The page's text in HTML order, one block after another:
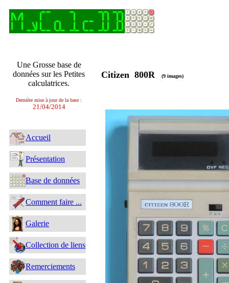
Une Grosse base de
données sur les Petites
calculatrices.
Dernière mise à jour de la base :
21/04/2014
Accueil
Présentation
Base de données
Comment faire ...
Galerie
Collection de liens
Remerciements
Citizen 800R (9 images)